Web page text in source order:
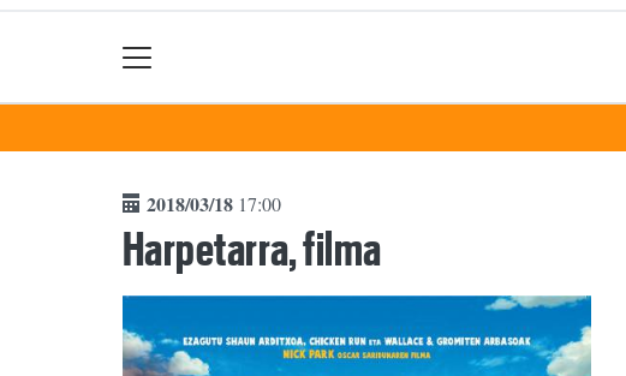
2018/03/18 17:00
Harpetarra, filma